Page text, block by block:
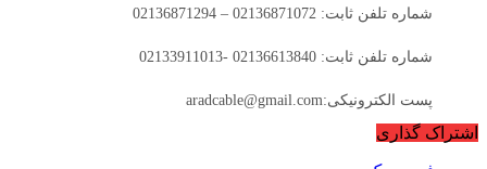
شماره تلفن ثابت: 02136871072 – 02136871294
شماره تلفن ثابت: 02136613840 -02133911013
پست الکترونیکی:aradcable@gmail.com
اشتراک گذاری